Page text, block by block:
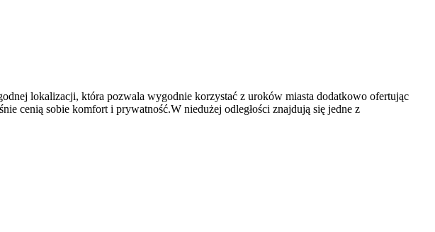
lokalizacji, która pozwala wygodnie korzystać z uroków miasta dodatkowo ofertując
cenią sobie komfort i prywatność.W niedużej odległości znajdują się jedne z